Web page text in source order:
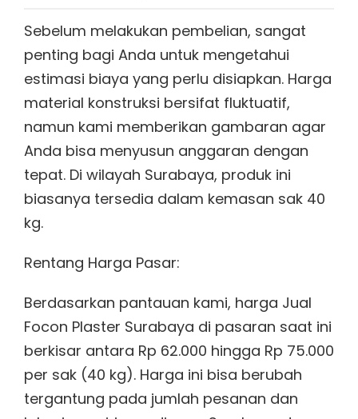
Sebelum melakukan pembelian, sangat
penting bagi Anda untuk mengetahui
estimasi biaya yang perlu disiapkan. Harga
material konstruksi bersifat fluktuatif,
namun kami memberikan gambaran agar
Anda bisa menyusun anggaran dengan
tepat. Di wilayah Surabaya, produk ini
biasanya tersedia dalam kemasan sak 40
kg.
Rentang Harga Pasar:
Berdasarkan pantauan kami, harga Jual
Focon Plaster Surabaya di pasaran saat ini
berkisar antara Rp 62.000 hingga Rp 75.000
per sak (40 kg). Harga ini bisa berubah
tergantung pada jumlah pesanan dan